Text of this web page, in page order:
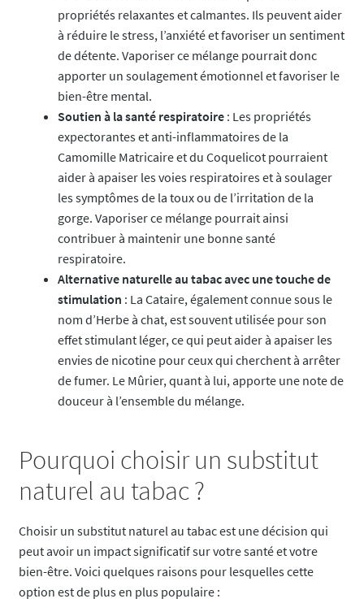
propriétés relaxantes et calmantes. Ils peuvent aider
à réduire le stress, l’anxiété et favoriser un sentiment
de détente. Vaporiser ce mélange pourrait donc
apporter un soulagement émotionnel et favoriser le
bien-être mental.
Soutien à la santé respiratoire: Les propriétés
expectorantes et anti-inflammatoires de la
Camomille Matricaire et du Coquelicot pourraient
aider à apaiser les voies respiratoires et à soulager
les symptômes de la toux ou de l’irritation de la
gorge. Vaporiser ce mélange pourrait ainsi
contribuer à maintenir une bonne santé
respiratoire.
Alternative naturelle au tabac avec une touche de
stimulation : La Cataire, également connue sous le
nom d’Herbe à chat, est souvent utilisée pour son
effet stimulant léger, ce qui peut aider à apaiser les
envies de nicotine pour ceux qui cherchent à arrêter
de fumer. Le Mûrier, quant à lui, apporte une note de
douceur à l’ensemble du mélange.
Pourquoi choisir un substitut
naturel au tabac ?
Choisir un substitut naturel au tabac est une décision qui
peut avoir un impact significatif sur votre santé et votre
bien-être. Voici quelques raisons pour lesquelles cette
option est de plus en plus populaire :